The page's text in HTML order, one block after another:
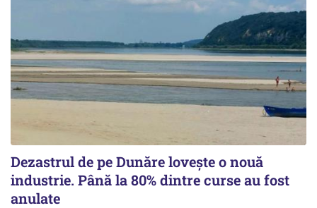
Dezastrul de pe Dunăre lovește o nouă
industrie. Până la 80% dintre curse au fost
anulate